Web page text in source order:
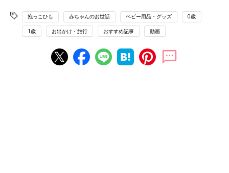
抱っこひも 赤ちゃんのお世話 ベビー用品・グッズ 0歳
1歳 お出かけ・旅行 おすすめ記事 動画